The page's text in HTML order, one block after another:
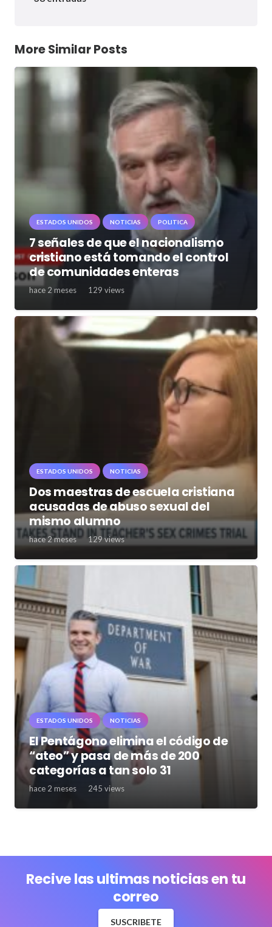
More Similar Posts
ESTADOS UNIDOS NOTICIAS POLITICA
7 señales de que el nacionalismo
cristiano está tomando el control
de comunidades enteras
hace 2 meses 129 views
ESTADOS UNIDOS NOTICIAS
Dos maestras de escuela cristiana
acusadas de abuso sexual del
mismo alumno
hace 2 meses 129views
ESTADOS UNIDOS NOTICIAS
El Pentágono elimina el código de
“ateo” y pasa de más de 200
categorías a tan solo 31
hace 2 meses 245 views
Recive las ultimas noticias en tu
correo
SUSCRIBETE